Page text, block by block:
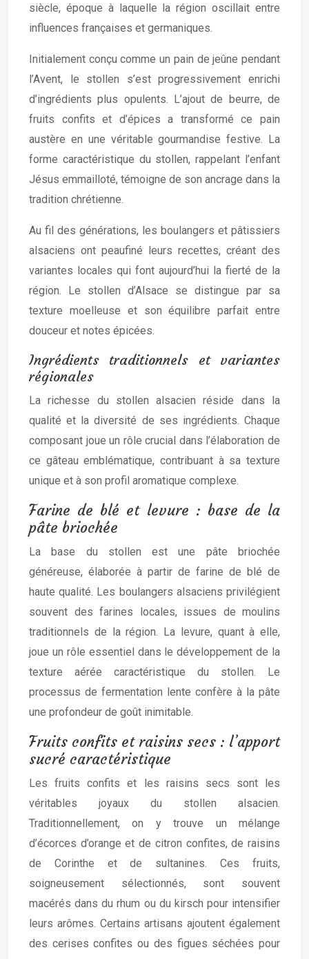
siècle, époque à laquelle la région oscillait entre
influences françaises et germaniques.
Initialement conçu comme un pain de jeûne pendant
l’Avent, le stollen s’est progressivement enrichi
d’ingrédients plus opulents. L’ajout de beurre, de
fruits confits et d’épices a transformé ce pain
austère en une véritable gourmandise festive. La
forme caractéristique du stollen, rappelant l’enfant
Jésus emmailloté, témoigne de son ancrage dans la
tradition chrétienne.
Au fil des générations, les boulangers et pâtissiers
alsaciens ont peaufiné leurs recettes, créant des
variantes locales qui font aujourd’hui la fierté de la
région. Le stollen d’Alsace se distingue par sa
texture moelleuse et son équilibre parfait entre
douceur et notes épicées.
Ingrédients traditionnels et variantes
régionales
La richesse du stollen alsacien réside dans la
qualité et la diversité de ses ingrédients. Chaque
composant joue un rôle crucial dans l’élaboration de
ce gâteau emblématique, contribuant à sa texture
unique et à son profil aromatique complexe.
Farine de blé et levure : base de la
pâte briochée
La base du stollen est une pâte briochée
généreuse, élaborée à partir de farine de blé de
haute qualité. Les boulangers alsaciens privilégient
souvent des farines locales, issues de moulins
traditionnels de la région. La levure, quant à elle,
joue un rôle essentiel dans le développement de la
texture aérée caractéristique du stollen. Le
processus de fermentation lente confère à la pâte
une profondeur de goût inimitable.
Fruits confits et raisins secs : l’apport
sucré caractéristique
Les fruits confits et les raisins secs sont les
véritables joyaux du stollen alsacien.
Traditionnellement, on y trouve un mélange
d’écorces d’orange et de citron confites, de raisins
de Corinthe et de sultanines. Ces fruits,
soigneusement sélectionnés, sont souvent
macérés dans du rhum ou du kirsch pour intensifier
leurs arômes. Certains artisans ajoutent également
des cerises confites ou des figues séchées pour